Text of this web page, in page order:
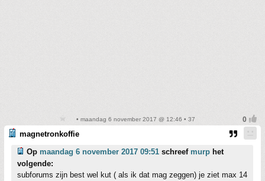
• maandag 6 november 2017 @ 12:46 • 37
magnetronkoffie
Op maandag 6 november 2017 09:51 schreef murp het
volgende:
subforums zijn best wel kut ( als ik dat mag zeggen) je ziet max 14